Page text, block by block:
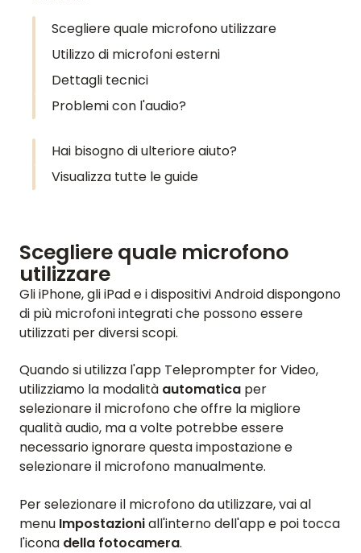
Scegliere quale microfono utilizzare
Utilizzo di microfoni esterni
Dettagli tecnici
Problemi con l'audio?
Hai bisogno di ulteriore aiuto?
Visualizza tutte le guide
Scegliere quale microfono
utilizzare
Gli iPhone, gli iPad e i dispositivi Android dispongono
di più microfoni integrati che possono essere
utilizzati per diversi scopi.
Quando si utilizza l'app Teleprompter for Video,
utilizziamo la modalità automatica per
selezionare il microfono che offre la migliore
qualità audio, ma a volte potrebbe essere
necessario ignorare questa impostazione e
selezionare il microfono manualmente.
Per selezionare il microfono da utilizzare, vai al
menu Impostazioniall'interno dell'app e poi tocca
l'icona della fotocamera.